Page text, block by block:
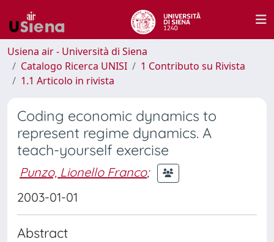
Usiena air - Università di Siena
Catalogo Ricerca UNISI
1 Contributo su Rivista
1.1 Articolo in rivista
Coding economic dynamics to
represent regime dynamics. A
teach-yourself exercise
Punzo, Lionello Franco;
2003-01-01
Abstract